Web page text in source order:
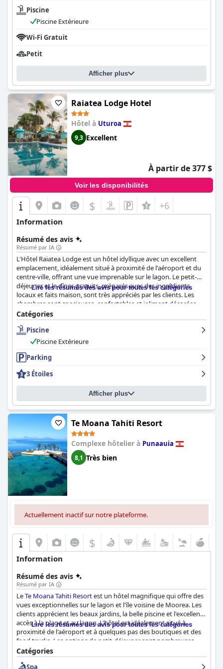
Piscine
Piscine Extérieure
Wi-Fi Gratuit
Petit
Afficher plus
Raiatea Lodge Hotel
Hôtel à Uturoa
9,3 Excellent
À partir de 377 $
Voir les disponibilités
$ +6
Information
Résumé des avis
Résumé par IA
L'Hôtel Raiatea Lodge est un hôtel idyllique avec un excellent
emplacement, idéalement situé à proximité de l'aéroport et du
centre-ville, offrant une vue imprenable sur le lagon. Le petit-
déjeuner et le dîner gratuits, préparés avec des ingrédients
locaux et faits maison, sont très appréciés par les clients. Les
chambres sont spacieuses, confortables et joliment décorées,
certaines offrant une vue imprenable sur le lagon. L'hôtel se
vante d'une propreté exceptionnelle et d'installations
impeccables, notamment une piscine élégante et moderne avec
des chaises longues confortables. Le personnel est décrit
pour assurer aux clients un séjour confortable. Dans l'ensemble,
pour un séjour relaxant et agréable sur l'île de Raiatea.
Lire les résumés des avis pour toutes les catégories
Catégories
Piscine
Piscine Extérieure
Parking
3 Étoiles
Afficher plus
Te Moana Tahiti Resort
Complexe hôtelier à Punaauia
8,1 Très bien
Actuellement inactif sur notre plateforme.
$
Information
Résumé des avis
Résumé par IA
LeTe Moana Tahiti Resortest un hôtel magnifique qui offre des
vues exceptionnelles sur le lagon et l'île voisine de Moorea. Les
clients apprécient les beaux jardins, la belle piscine et l'excellent
accès à la plage et au lagon. L'hôtel est idéalement situé à
proximité de l'aéroport et à quelques pas des boutiques et des
food trucks. Les options de petit-déjeuner sont nombreuses,
bien que certains clients les aient trouvées un peu chères. Le
restaurant associé propose une cuisine délicieuse, bien que les
Lire les résumés des avis pour toutes les catégories
Catégories
Spa